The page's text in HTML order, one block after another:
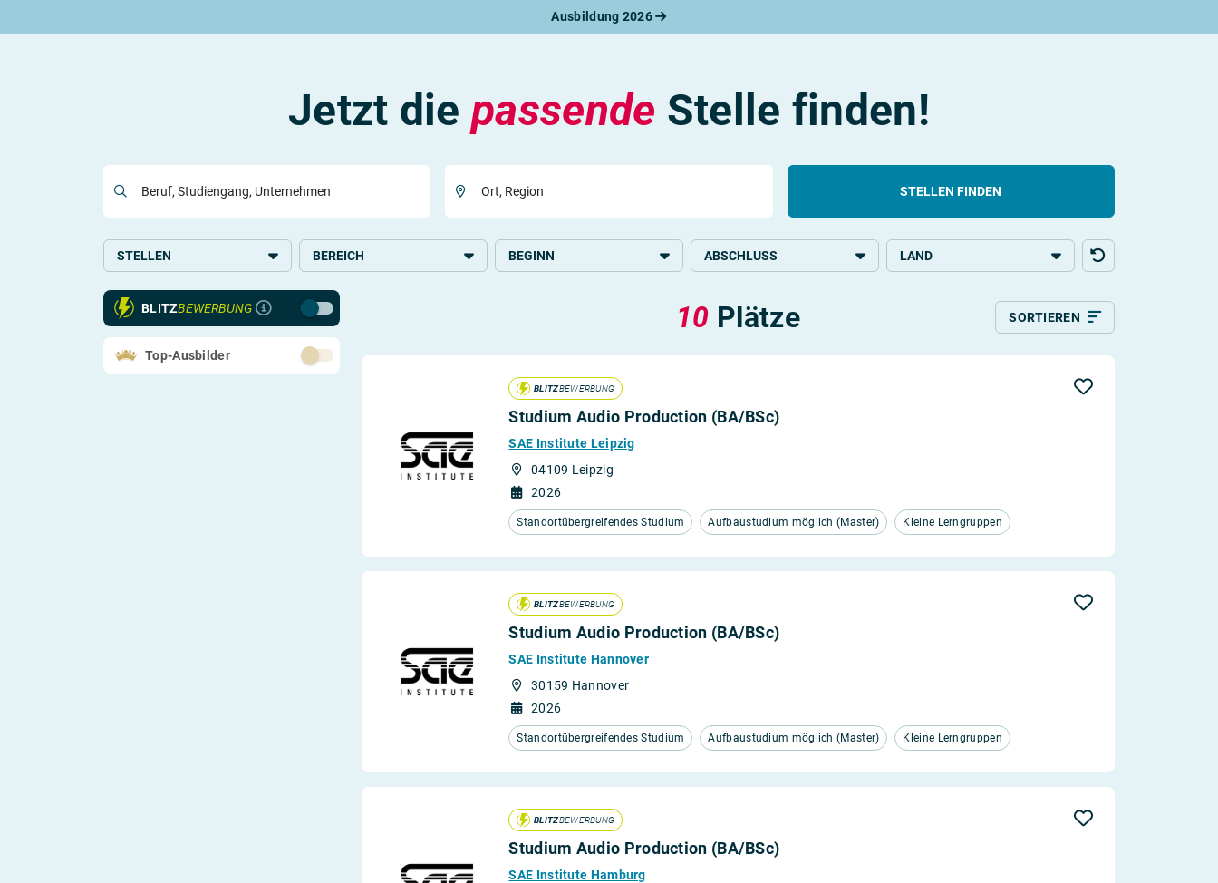
Ausbildung 2026
Rund um die Ausbildung
Lass dich finden
Rund um das duale StudiumRund um Berufe
Alle Berufe
Schülerpraktikum
Berufs-Check starten
Bewerbungsratgeber
Online-Bewerbung
Vorstellungsgespräch
Jetzt diepassende Stelle finden!
Beruf, Studiengang, Unternehmen Ort, Region STELLEN FINDEN
STELLEN
Studium
BEREICH
Kultur
BEGINN ABSCHLUSS LAND
BLITZBEWERBUNG
Top-Ausbilder
10 Plätze SORTIEREN
BLITZBEWERBUNG
Studium Audio Production (BA/BSc)
SAE Institute Leipzig
04109 Leipzig
2026
Standortübergreifendes Studium Aufbaustudium möglich (Master) Kleine Lerngruppen
BLITZBEWERBUNG
Studium Audio Production (BA/BSc)
SAE Institute Hannover
30159 Hannover
2026
Standortübergreifendes Studium Aufbaustudium möglich (Master) Kleine Lerngruppen
BLITZBEWERBUNG
Studium Audio Production (BA/BSc)
SAE Institute Hamburg